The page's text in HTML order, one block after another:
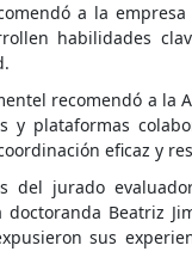
a la
habilidades
recomendó a la
y plataformas
eficaz y
del jurado
doctoranda Beatriz
sus